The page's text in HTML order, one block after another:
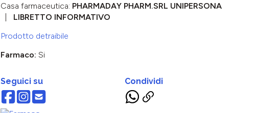
Casa farmaceutica: PHARMADAY PHARM.SRL UNIPERSONA
LIBRETTO INFORMATIVO
Prodotto detraibile
Farmaco: Si
Seguici su Condividi